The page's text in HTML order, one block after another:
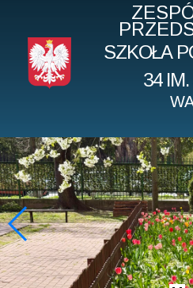
SZKOŁA
34